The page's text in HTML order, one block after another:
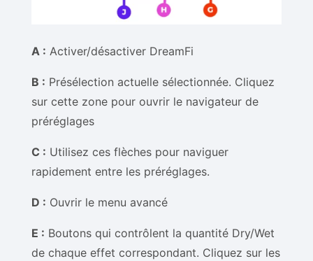
A : Activer/désactiver DreamFi
B : Présélection actuelle sélectionnée. Cliquez
sur cette zone pour ouvrir le navigateur de
préréglages
C : Utilisez ces flèches pour naviguer
rapidement entre les préréglages.
D : Ouvrir le menu avancé
E : Boutons qui contrôlent la quantité Dry/Wet
de chaque effet correspondant. Cliquez sur les